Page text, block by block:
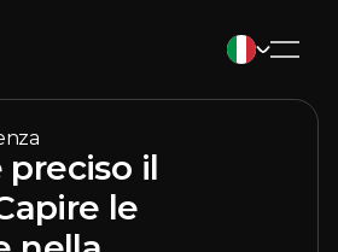
preciso il
le